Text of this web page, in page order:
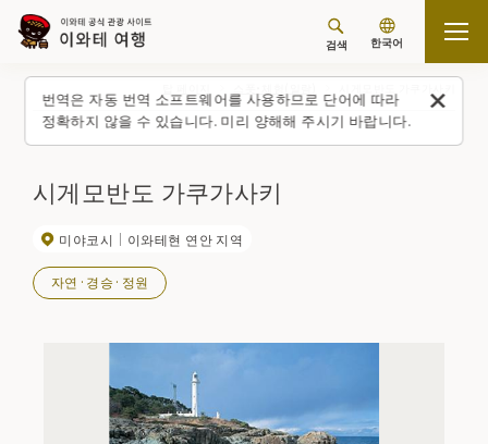
번역은 자동 번역 소프트웨어를 사용하므로 단어에 따라
정확하지 않을 수 있습니다. 미리 양해해 주시기 바랍니다.
검색 한국어
시게모반도 가쿠가사키
미야코시 이와테현 연안 지역
자연·경승·정원